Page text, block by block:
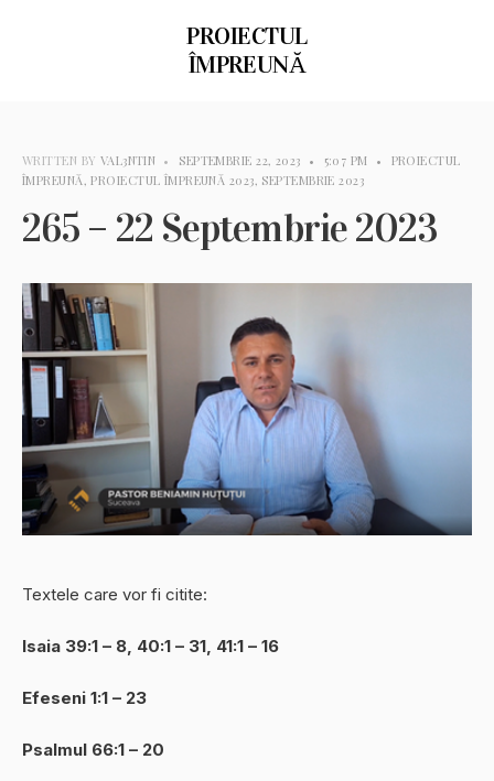
PROIECTUL
ÎMPREUNĂ
WRITTEN BY VAL3NTIN • SEPTEMBRIE 22, 2023 • 5:07 PM •
PROIECTUL
ÎMPREUNĂ,PROIECTUL ÎMPREUNĂ 2023, SEPTEMBRIE 2023
265 – 22 Septembrie 2023
Textele care vor fi citite:
Isaia 39:1 – 8, 40:1 – 31, 41:1 – 16
Efeseni 1:1 – 23
Psalmul 66:1 – 20